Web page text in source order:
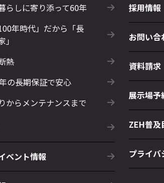
らしに寄り添って60年
年時代」だから「長
熱
の長期保証で安心
からメンテナンスまで
ベント情報
採用情報
お問い合
資料請求
展示場予
ZEH普
プライバ